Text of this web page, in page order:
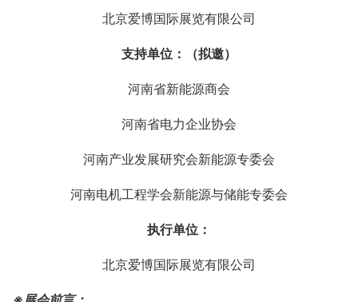
北京爱博国际展览有限公司
支持单位 ： （拟邀）
河南省新能源商会
河南省电力企业协会
河南产业发展研究会新能源专委会
河南电机工程学会新能源与储能专委会
执行单位 ：
北京爱博国际展览有限公司